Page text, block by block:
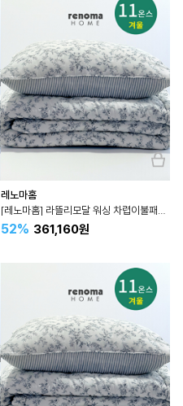
레노마홈
[레노마홈] 라뜰리모달 워싱 차렵이불패드베개세트 겨울 슈퍼싱글 SS
52% 361,160원